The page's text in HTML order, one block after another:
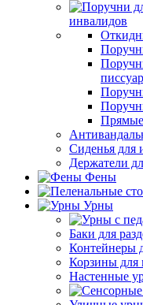
инвалидов
Сиденья для
Держатели
Фены
Урны
Баки для
Контейнеры
Корзины для
Настенные